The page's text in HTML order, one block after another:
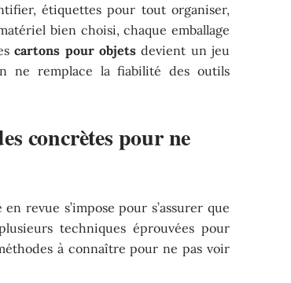
étiquettes pour tout organiser,
bien choisi, chaque emballage
cartons pour objetsdevient un jeu
ne remplace la fiabilité des outils
concrètes pour ne
revue s’impose pour s’assurer que
techniques éprouvées pour
à connaître pour ne pas voir